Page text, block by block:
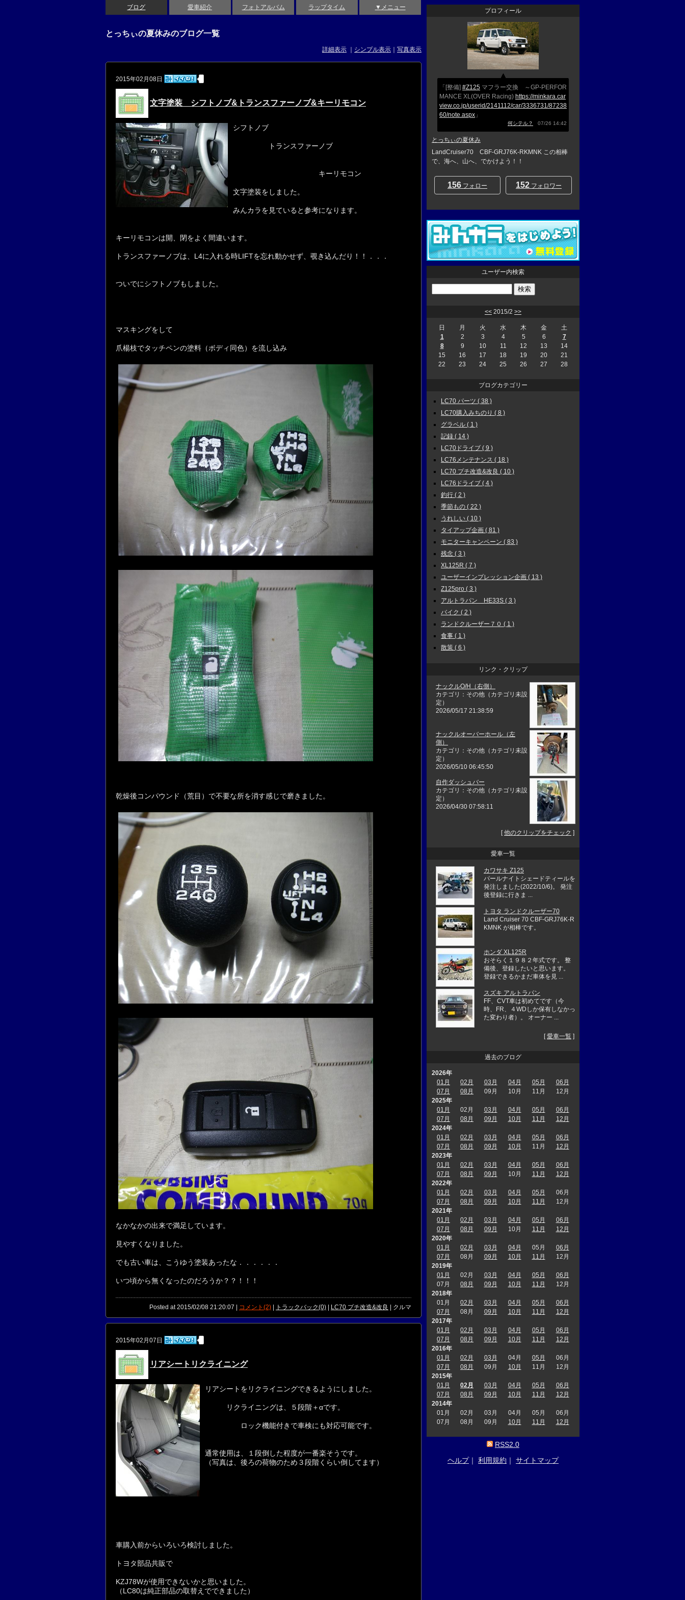
ブログ 愛車紹介 フォトアルバム ラップタイム ▼メニュー
とっちぃの夏休みのブログ一覧
詳細表示 シンプル表示 写真表示
2015年02月08日
文字塗装 シフトノブ&トランスファーノブ&キーリモコン
シフトノブ
トランスファーノブ
キーリモコン
文字塗装をしました。
みんカラを見ていると参考になります。
キーリモコンは開、閉をよく間違います。
トランスファーノブは、L4に入れる時LIFTを忘れ動かせず、覗き込んだり！！．．．
ついでにシフトノブもしました。
マスキングをして
爪楊枝でタッチペンの塗料（ボディ同色）を流し込み
乾燥後コンパウンド（荒目）で不要な所を消す感じで磨きました。
なかなかの出来で満足しています。
見やすくなりました。
でも古い車は、こうゆう塗装あったな．．．．．．
いつ頃から無くなったのだろうか？？！！！
Posted at 2015/02/08 21:20:07 | コメント(2) | トラックバック(0) | LC70 プチ改造&改良 | クルマ
2015年02月07日
リアシートリクライニング
リアシートをリクライニングできるようにしました。
リクライニングは、５段階＋αです。
ロック機能付きで車検にも対応可能です。
通常使用は、１段倒した程度が一番楽そうです。
（写真は、後ろの荷物のため３段階くらい倒してます）
車購入前からいろいろ検討しました。
トヨタ部品共販で
KZJ78Wが使用できないかと思いました。
（LC80は純正部品の取替えでできました）
プロフィール
「[整備] #Z125 マフラー交換 ～GP-PERFOR
MANCE XL(OVER Racing) https://minkara.car
view.co.jp/userid/2141112/car/3336731/87238
60/note.aspx 」
何シテル？ 07/26 14:42
とっちぃの夏休み
LandCruiser70 CBF-GRJ76K-RKMNK この相棒
で、海へ、山へ、でかけよう！！
156 フォロー 152 フォロワー
ユーザー内検索
<< 2015/2 >>
日 月 火 水 木 金
土
1
2 3 4 5 6
7
8
9 10 11 12 13
14
15
16 17 18 19 20
21
22
23 24 25 26 27 28
ブログカテゴリー
LC70 パーツ ( 38 )
LC70購入みちのり ( 8 )
グラベル ( 1 )
記録 ( 14 )
LC70ドライブ ( 9 )
LC76メンテナンス ( 18 )
LC70 プチ改造&改良 ( 10 )
LC76ドライブ ( 4 )
釣行 ( 2 )
季節もの ( 22 )
うれしい ( 10 )
タイアップ企画 ( 81 )
モニターキャンペーン ( 83 )
残念 ( 3 )
XL125R ( 7 )
ユーザーインプレッション企画 ( 13 )
Z125pro ( 3 )
アルトラパン HE33S ( 3 )
バイク ( 2 )
ランドクルーザー７０ ( 1 )
食事 ( 1 )
散策 ( 6 )
リンク・クリップ
ナックルO/H（右側）
カテゴリ：その他（カテゴリ未設
定）
2026/05/17 21:38:59
ナックルオーバーホール（左
側）
カテゴリ：その他（カテゴリ未設
定）
2026/05/10 06:45:50
自作ダッシュバー
カテゴリ：その他（カテゴリ未設
定）
2026/04/30 07:58:11
[他のクリップをチェック ]
愛車一覧
カワサキ Z125
パールナイトシェードティールを
発注しました(2022/10/6)。 発注
後登録に行きま ...
トヨタ ランドクルーザー70
Land Cruiser 70 CBF-GRJ76K-R
KMNK が相棒です。
ホンダ XL125R
おそらく１９８２年式です。 整
備後、登録したいと思います。
登録できるかまだ車体を見 ...
スズキ アルトラパン
FF、CVT車は初めてです（今
時、FR、４WDしか保有しなかっ
た変わり者）。 オーナー ...
[愛車一覧 ]
過去のブログ
2026年
01月
02月 03月 04月 05月
06月
07月
08月 09月 10月 11月
12月
2025年
01月
02月 03月 04月 05月
06月
07月
08月 09月 10月 11月
12月
2024年
01月
02月 03月 04月 05月
06月
07月
08月 09月 10月 11月
12月
2023年
01月
02月 03月 04月 05月
06月
07月
08月 09月 10月 11月
12月
2022年
01月
02月 03月 04月 05月
06月
07月
08月 09月 10月 11月
12月
2021年
01月
02月 03月 04月 05月
06月
07月
08月 09月 10月 11月
12月
2020年
01月
02月 03月 04月 05月
06月
07月
08月 09月 10月 11月
12月
2019年
01月
02月 03月 04月 05月
06月
07月
08月 09月 10月 11月
12月
2018年
01月
02月 03月 04月 05月
06月
07月
08月 09月 10月 11月
12月
2017年
01月
02月 03月 04月 05月
06月
07月
08月 09月 10月 11月
12月
2016年
01月
02月 03月 04月 05月
06月
07月
08月 09月 10月 11月
12月
2015年
01月
02月 03月 04月 05月
06月
07月
08月 09月 10月 11月
12月
2014年
01月
02月 03月 04月 05月
06月
07月
08月 09月 10月 11月 12月
RSS2.0
ヘルプ｜ 利用規約 ｜ サイトマップ